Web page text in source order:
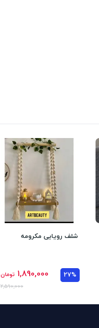
شلف رویایی مکرومه
27%
1,890,000 تومان
2,590,000